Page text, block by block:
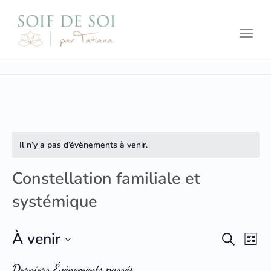
Il n’y a pas d’évènements à venir.
Constellation familiale et
systémique
Liste
À venir